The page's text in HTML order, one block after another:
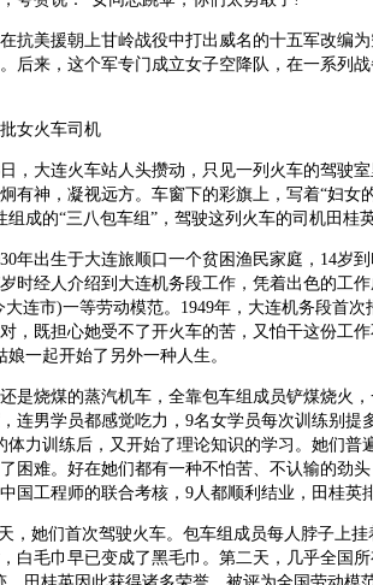
抗美援朝上甘岭战役中打出威名的十五军改编
后来，这个军专门成立女子空降队，在一系列
女火车司机
日，大连火车站人头攒动，只见一列火车的驾驶
有神，凝视远方。车窗下的彩旗上，写着“妇女
组成的“三八包车组”，驾驶这列火车的司机田桂
年出生于大连旅顺口一个贫困渔民家庭，14岁
时经人介绍到大连机务段工作，凭着出色的工
大连市)一等劳动模范。1949年，大连机务段首次
，既担心她受不了开火车的苦，又怕干这份工
娘一起开始了另外一种人生。
是烧煤的蒸汽机车，全靠包车组成员铲煤烧火，
连男学员都感觉吃力，9名女学员每次训练别提
体力训练后，又开始了理论知识的学习。她们普
困难。好在她们都有一种不怕苦、不认输的劲
国工程师的联合考核，9人都顺利结业，田桂英
，她们首次驾驶火车。包车组成员每人脖子上
白毛巾早已变成了黑毛巾。第二天，几乎全国